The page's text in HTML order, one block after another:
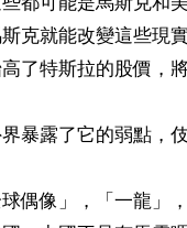
克就能改變這些現
了特斯拉的股價，
暴露了它的弱點，
偶像」，「一龍」